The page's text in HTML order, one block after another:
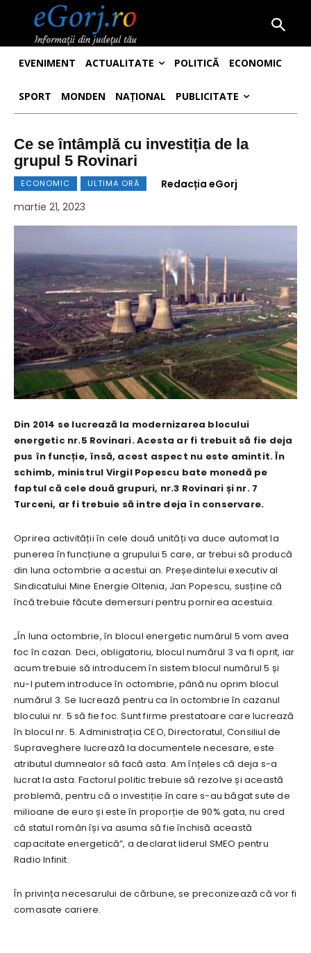
EVENIMENT ACTUALITATE POLITICĂ ECONOMIC
SPORT MONDEN NAȚIONAL PUBLICITATE
Ce se întâmplă cu investiția de la
grupul 5 Rovinari
ECONOMIC ULTIMA ORĂ
Redacția eGorj
martie 21, 2023
Din 2014 se lucrează la modernizarea blocului
energetic nr.5 Rovinari. Acesta ar fi trebuit să fie deja
pus în funcție, însă, acest aspect nu este amintit. În
schimb, ministrul Virgil Popescu bate monedă pe
faptul că cele două grupuri, nr.3 Rovinari și nr. 7
Turceni, ar fi trebuie să intre deja în conservare.
Oprirea activității în cele două unități va duce automat la
punerea în funcțiune a grupului 5 care, ar trebui să producă
din luna octombrie a acestui an. Președintelui executiv al
Sindicatului Mine Energie Oltenia, Jan Popescu, susține că
încă trebuie făcute demersuri pentru pornirea acestuia.
„În luna octombrie, în blocul energetic numărul 5 vom avea
foc în cazan. Deci, obligatoriu, blocul numărul 3 va fi oprit, iar
acum trebuie să introducem în sistem blocul numărul 5 și
nu-l putem introduce în octombrie, până nu oprim blocul
numărul 3. Se lucrează pentru ca în octombrie în cazanul
blocului nr. 5 să fie foc. Sunt firme prestatoare care lucrează
în blocul nr. 5. Administrația CEO, Directoratul, Consiliul de
Supraveghere lucrează la documentele necesare, este
atributul dumnealor să facă asta. Am înțeles că deja s-a
lucrat la asta. Factorul politic trebuie să rezolve și această
problemă, pentru că o investiție în care s-au băgat sute de
milioane de euro și este în proporție de 90% gata, nu cred
că statul român își va asuma să fie închisă această
capacitate energetică”, a declarat liderul SMEO pentru
Radio Infinit.
În privința necesarului de cărbune, se preconizează că vor fi
comasate cariere.